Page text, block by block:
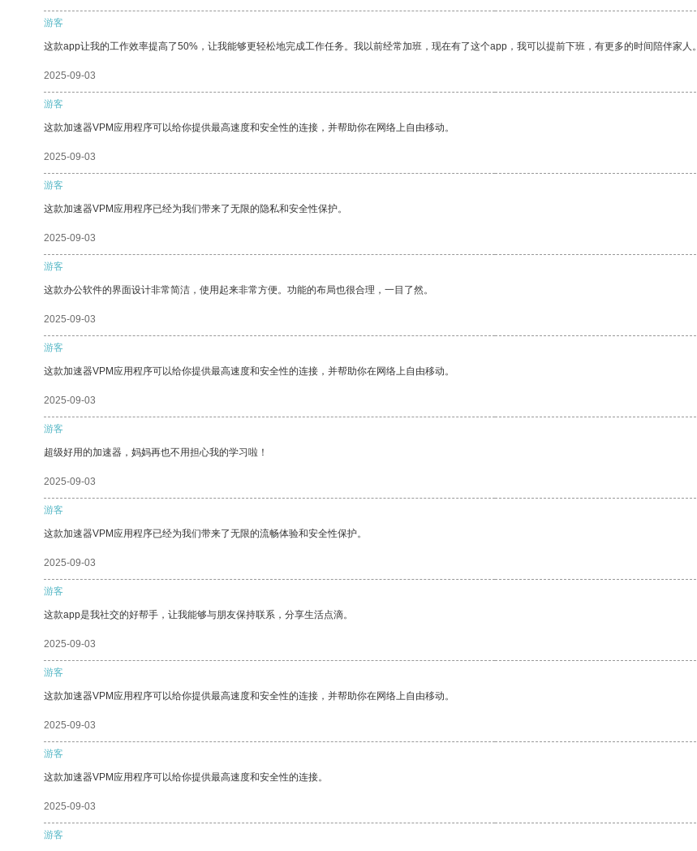
游客
这款app让我的工作效率提高了50%，让我能够更轻松地完成工作任务。我以前经常加班，现在有了这个app，我可以提前下班，有更多的时间陪伴家人。
2025-09-03
游客
这款加速器VPM应用程序可以给你提供最高速度和安全性的连接，并帮助你在网络上自由移动。
2025-09-03
游客
这款加速器VPM应用程序已经为我们带来了无限的隐私和安全性保护。
2025-09-03
游客
这款办公软件的界面设计非常简洁，使用起来非常方便。功能的布局也很合理，一目了然。
2025-09-03
游客
这款加速器VPM应用程序可以给你提供最高速度和安全性的连接，并帮助你在网络上自由移动。
2025-09-03
游客
超级好用的加速器，妈妈再也不用担心我的学习啦！
2025-09-03
游客
这款加速器VPM应用程序已经为我们带来了无限的流畅体验和安全性保护。
2025-09-03
游客
这款app是我社交的好帮手，让我能够与朋友保持联系，分享生活点滴。
2025-09-03
游客
这款加速器VPM应用程序可以给你提供最高速度和安全性的连接，并帮助你在网络上自由移动。
2025-09-03
游客
这款加速器VPM应用程序可以给你提供最高速度和安全性的连接。
2025-09-03
游客